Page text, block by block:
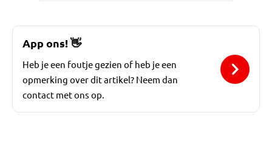
App ons!👋
Heb je een foutje gezien of heb je een
opmerking over dit artikel? Neem dan
contact met ons op.